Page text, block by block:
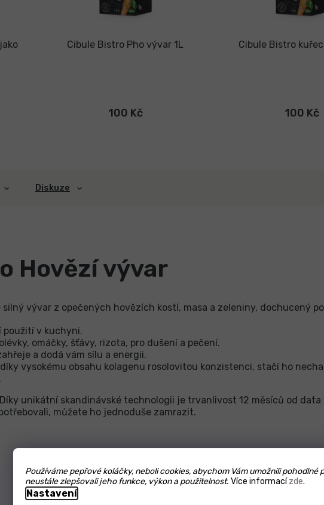
Používáme pepřové koláčky, neboli cookies, abychom Vám umožnili pohodlné
neustále zlepšovali jeho funkce, výkon a použitelnost. Více informacízde.
Nastavení
Cibule Bistro Pho vývar 1L
100 Kč
Cibule Bistro
100 Kč
Diskuze
Hovězí vývar
vývar z opečených hovězích kostí, masa a zeleniny, dochucený
použití v kuchyni.
omáčky, šťávy, rizota, pro dušení a pečení.
a dodá vám sílu a energii.
vysokému obsahu kolagenu rosolovitou konzistenci, stačí ho
unikátní skandinávské technologii je trvanlivost 12 měsíců od
můžete ho jednoduše zamrazit.